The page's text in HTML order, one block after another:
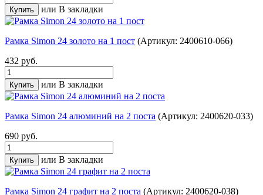
или В закладки
Рамка Simon 24 золото на 1 пост (Артикул: 2400610-066)
432 руб.
или В закладки
Рамка Simon 24 алюминий на 2 поста (Артикул: 2400620-033)
690 руб.
или В закладки
Рамка Simon 24 графит на 2 поста (Артикул: 2400620-038)